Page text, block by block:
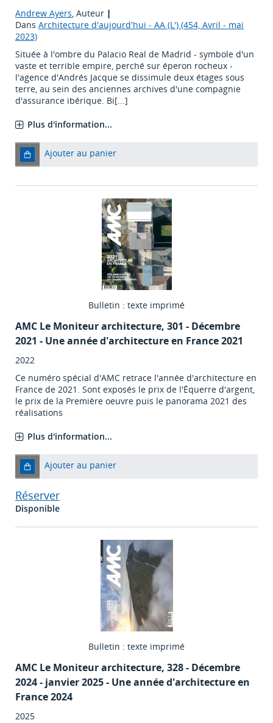
Andrew Ayers, Auteur |
Dans Architecture d'aujourd'hui - AA (L') (454, Avril - mai
2023)
Située à l'ombre du Palacio Real de Madrid - symbole d'un
vaste et terrible empire, perché sur éperon rocheux -
l'agence d'Andrés Jacque se dissimule deux étages sous
terre, au sein des anciennes archives d'une compagnie
d'assurance ibérique. Bi[...]
Plus d'information...
Ajouter au panier
Bulletin : texte imprimé
AMC Le Moniteur architecture, 301 - Décembre
2021 - Une année d'architecture en France 2021
2022
Ce numéro spécial d'AMC retrace l'année d'architecture en
France de 2021. Sont exposés le prix de l'Équerre d'argent,
le prix de la Première oeuvre puis le panorama 2021 des
réalisations
Plus d'information...
Ajouter au panier
Réserver
Disponible
Bulletin : texte imprimé
AMC Le Moniteur architecture, 328 - Décembre
2024 - janvier 2025 - Une année d'architecture en
France 2024
2025